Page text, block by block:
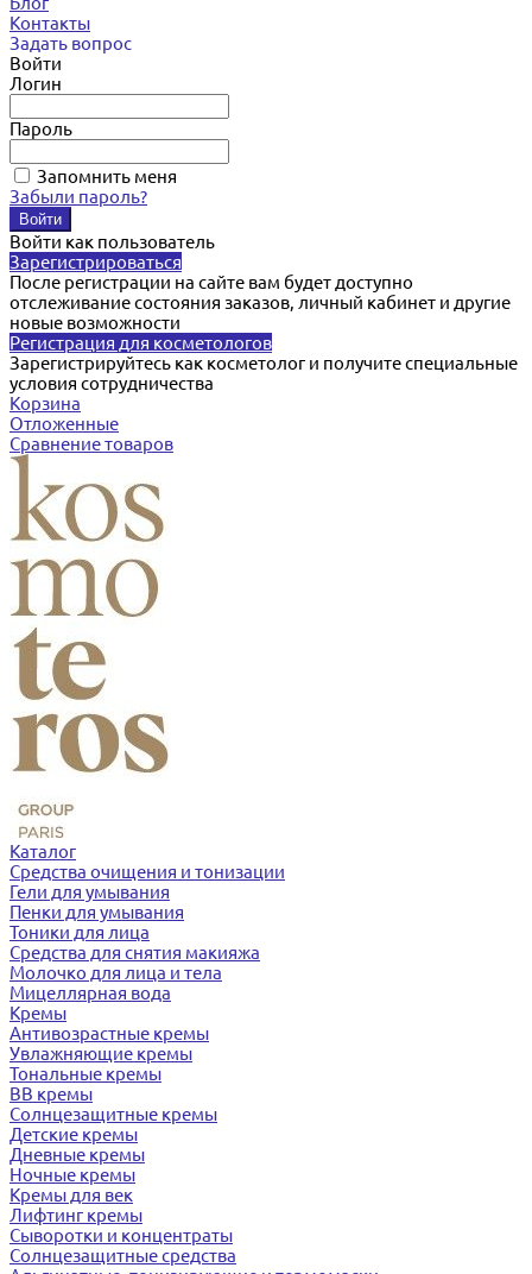
Контакты
Задать вопрос
Войти
Логин
Пароль
Запомнить меня
Забыли пароль?
Войти как пользователь
Зарегистрироваться
После регистрации на сайте вам будет доступно
отслеживание состояния заказов, личный кабинет и другие
новые возможности
Регистрация для косметологов
Зарегистрируйтесь как косметолог и получите специальные
условия сотрудничества
Корзина
Отложенные
Сравнение товаров
Каталог
Средства очищения и тонизации
Гели для умывания
Пенки для умывания
Тоники для лица
Средства для снятия макияжа
Молочко для лица и тела
Мицеллярная вода
Кремы
Антивозрастные кремы
Увлажняющие кремы
Тональные кремы
BB кремы
Солнцезащитные кремы
Детские кремы
Дневные кремы
Ночные кремы
Кремы для век
Лифтинг кремы
Сыворотки и концентраты
Солнцезащитные средства